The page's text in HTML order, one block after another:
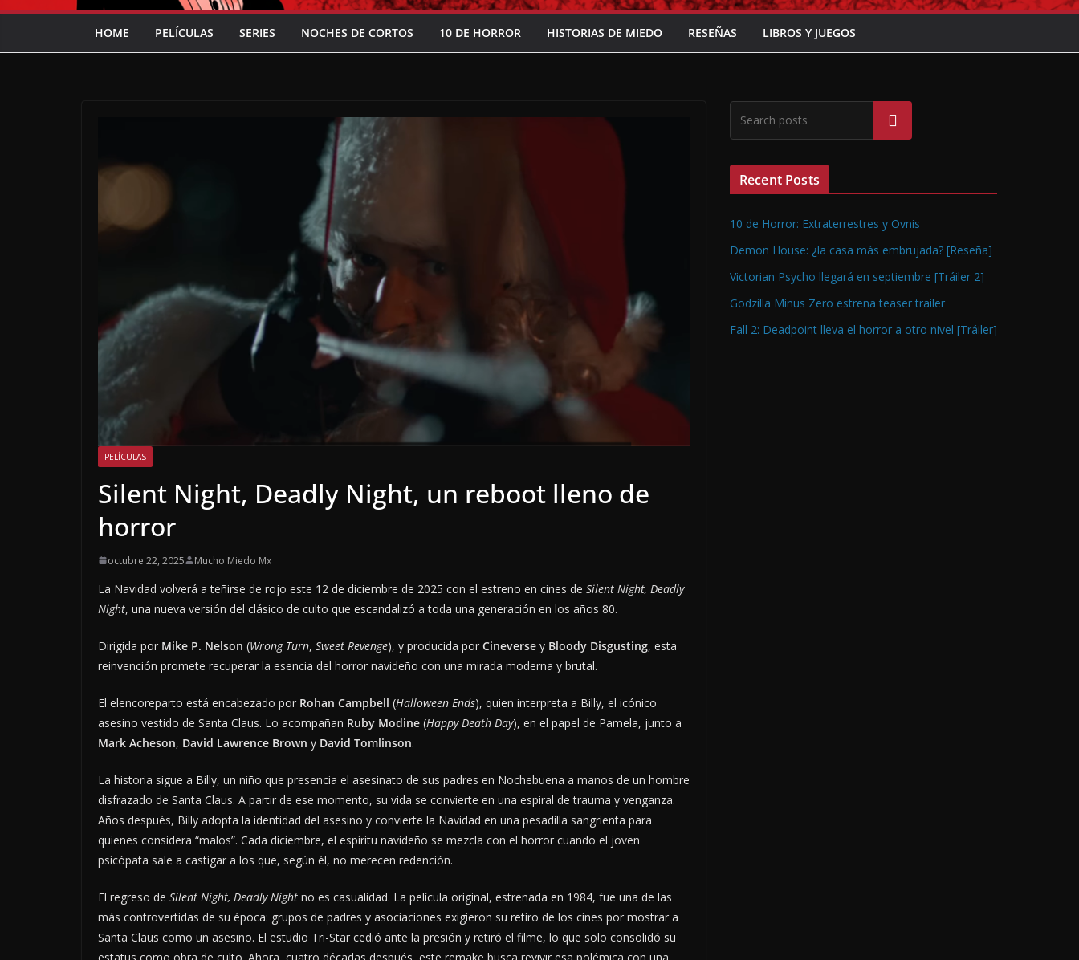
HOME PELÍCULAS SERIES NOCHES DE CORTOS 10 DE HORROR HISTORIAS DE MIEDO RESEÑAS LIBROS Y JUEGOS
PELÍCULAS
Silent Night, Deadly Night, un reboot lleno de
horror
octubre 22, 2025 Mucho Miedo Mx
La Navidad volverá a teñirse de rojo este 12 de diciembre de 2025 con el estreno en cines de Silent Night, Deadly
Night, una nueva versión del clásico de culto que escandalizó a toda una generación en los años 80.
Dirigida por Mike P. Nelson (Wrong Turn, Sweet Revenge), y producida por Cineverse y Bloody Disgusting, esta
reinvención promete recuperar la esencia del horror navideño con una mirada moderna y brutal.
El elencoreparto está encabezado por Rohan Campbell (Halloween Ends), quien interpreta a Billy, el icónico
asesino vestido de Santa Claus. Lo acompañan Ruby Modine (Happy Death Day), en el papel de Pamela, junto a
Mark Acheson, David Lawrence Brown y David Tomlinson.
La historia sigue a Billy, un niño que presencia el asesinato de sus padres en Nochebuena a manos de un hombre
disfrazado de Santa Claus. A partir de ese momento, su vida se convierte en una espiral de trauma y venganza.
Años después, Billy adopta la identidad del asesino y convierte la Navidad en una pesadilla sangrienta para
quienes considera “malos”. Cada diciembre, el espíritu navideño se mezcla con el horror cuando el joven
psicópata sale a castigar a los que, según él, no merecen redención.
El regreso de Silent Night, Deadly Night no es casualidad. La película original, estrenada en 1984, fue una de las
más controvertidas de su época: grupos de padres y asociaciones exigieron su retiro de los cines por mostrar a
Santa Claus como un asesino. El estudio Tri-Star cedió ante la presión y retiró el filme, lo que solo consolidó su
Buscar
Recent Posts
10 de Horror: Extraterrestres y Ovnis
Demon House: ¿la casa más embrujada? [Reseña]
Victorian Psycho llegará en septiembre [Tráiler 2]
Godzilla Minus Zero estrena teaser trailer
Fall 2: Deadpoint lleva el horror a otro nivel [Tráiler]